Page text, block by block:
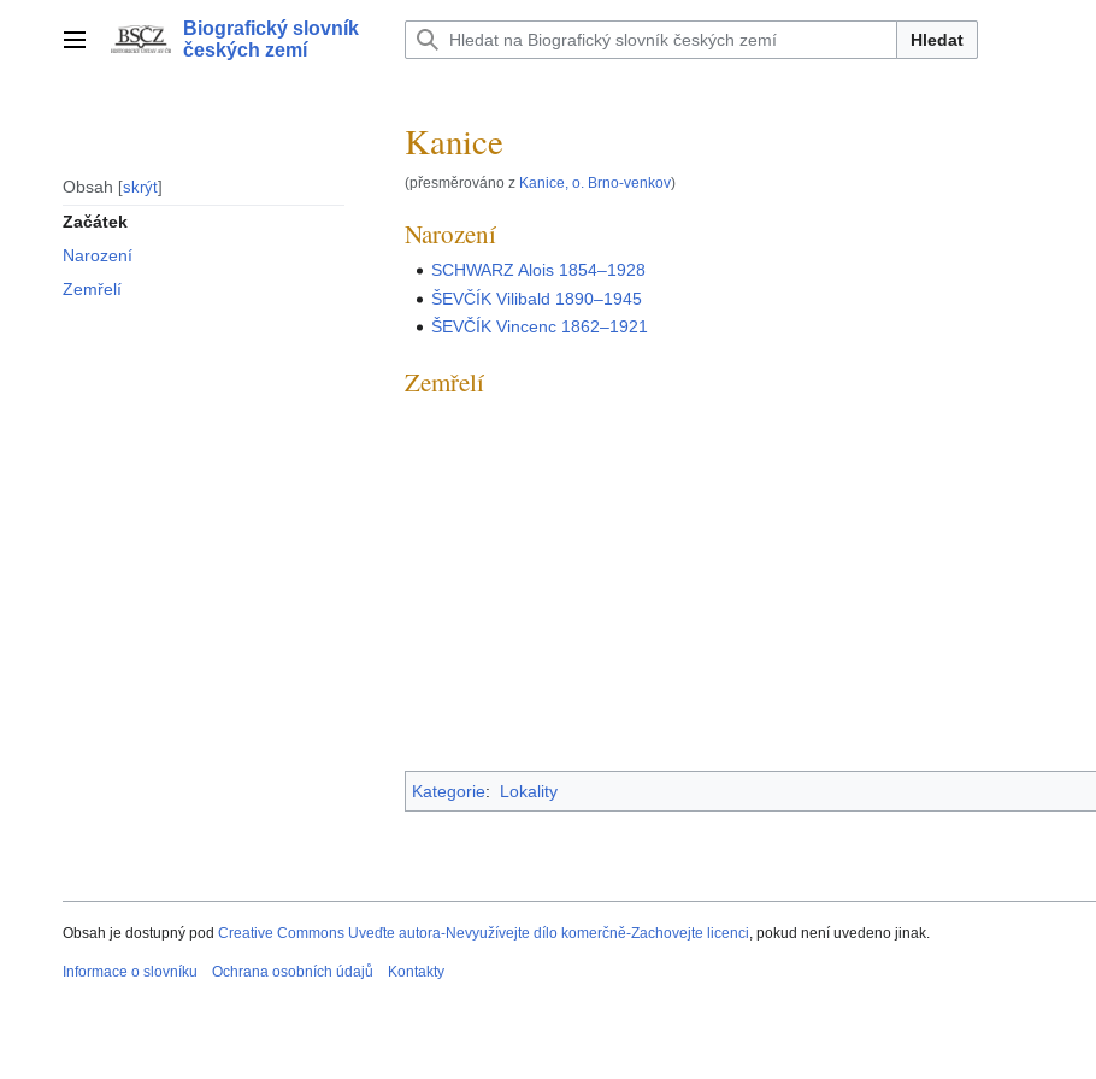
Hlavní menu
Biografický slovník
českých zemí
Hledat
Obsah skrýt
Začátek
Narození
Zemřelí
Kanice
(přesměrováno z Kanice, o. Brno-venkov)
Narození
SCHWARZ Alois 1854–1928
ŠEVČÍK Vilibald 1890–1945
ŠEVČÍK Vincenc 1862–1921
Zemřelí
Kategorie: Lokality
Obsah je dostupný pod Creative Commons Uveďte autora-Nevyužívejte dílo komerčně-Zachovejte licenci, pokud není uvedeno jinak.
Informace o slovníku Ochrana osobních údajů Kontakty